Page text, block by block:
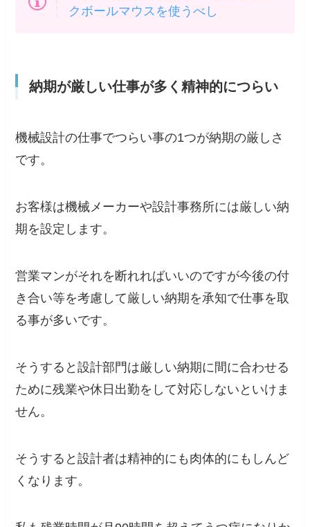
クボールマウスを使うべし
納期が厳しい仕事が多く精神的につらい
機械設計の仕事でつらい事の1つが納期の厳しさ
です。
お客様は機械メーカーや設計事務所には厳しい納
期を設定します。
営業マンがそれを断れればいいのですが今後の付
き合い等を考慮して厳しい納期を承知で仕事を取
る事が多いです。
そうすると設計部門は厳しい納期に間に合わせる
ために残業や休日出勤をして対応しないといけま
せん。
そうすると設計者は精神的にも肉体的にもしんど
くなります。